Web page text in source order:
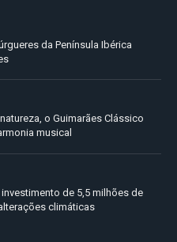
da Península Ibérica
o Guimarães Clássico
musical
de 5,5 milhões de
climáticas